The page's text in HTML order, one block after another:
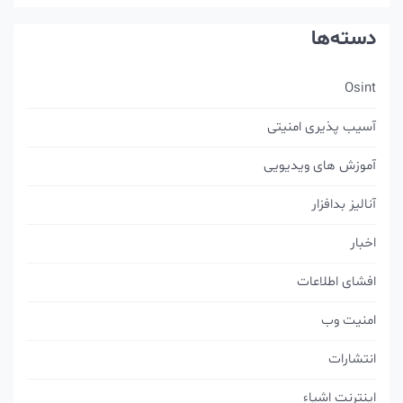
دسته‌ها
Osint
آسیب پذیری امنیتی
آموزش های ویدیویی
آنالیز بدافزار
افشای اطلاعات
امنیت وب
انتشارات
اینترنت اشیاء